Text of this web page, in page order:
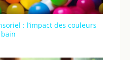
: l’impact des couleurs